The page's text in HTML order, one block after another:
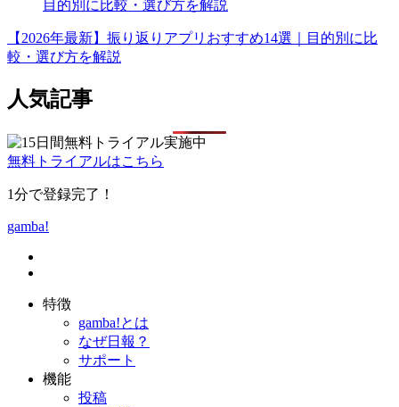
【2026年最新】振り返りアプリおすすめ14選｜目的別に比
較・選び方を解説
人気記事
無料トライアルはこちら
1分で登録完了！
gamba!
特徴
gamba!とは
なぜ日報？
サポート
機能
投稿